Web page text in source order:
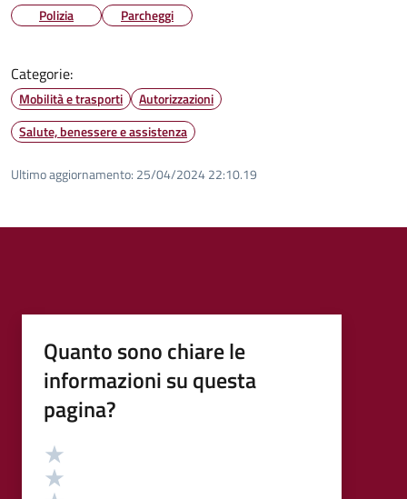
Polizia Parcheggi
Categorie:
Mobilità e trasporti
Autorizzazioni
Salute, benessere e assistenza
Ultimo aggiornamento: 25/04/2024 22:10.19
Quanto sono chiare le
informazioni su questa
pagina?
Valutazione